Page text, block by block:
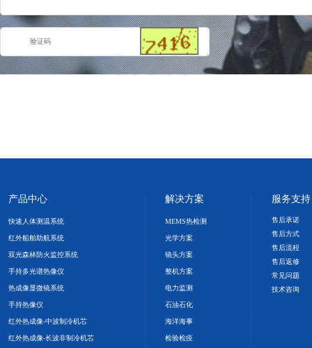
验证码
产品中心
快速人体测温系统
红外船舶助航系统
双光森林防火监控系统
手持多光谱热像仪
热成像显微镜系统
手持热像仪
红外热成像-中波制冷机芯
红外热成像-长波非制冷机芯
解决方案
MEMS热检测
光学方案
镜头方案
整机方案
电力监测
石油石化
海洋海事
检验检疫
服务支持
售后承诺
售后方式
售后流程
售后返修
常见问题
技术咨询